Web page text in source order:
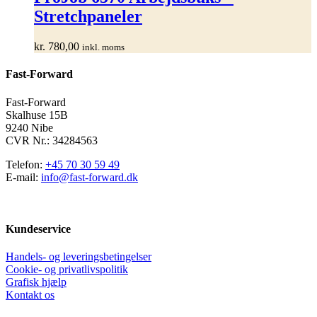
flere
varianter.
vælges
Stretchpaneler
kr. 780,00 inkl. moms
Fast-Forward
Fast-Forward
Skalhuse 15B
9240 Nibe
CVR Nr.: 34284563
Telefon: +45 70 30 59 49
E-mail: info@fast-forward.dk
Kundeservice
Handels- og leveringsbetingelser
Cookie- og privatlivspolitik
Grafisk hjælp
Kontakt os